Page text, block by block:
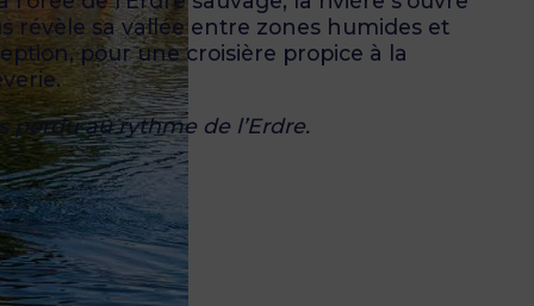
révèle sa vallée entre zones humides et
pour une croisière propice à la
au rythme de l’Erdre.